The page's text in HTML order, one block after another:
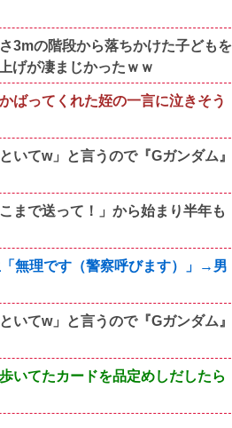
3mの階段から落ちかけた子どもを
げが凄まじかったｗｗ
ばってくれた姪の一言に泣きそう
いてw」と言うので『Gガンダム』
まで送って！」から始まり半年も
無理です（警察呼びます）」→男
いてw」と言うので『Gガンダム』
いてたカードを品定めしだしたら